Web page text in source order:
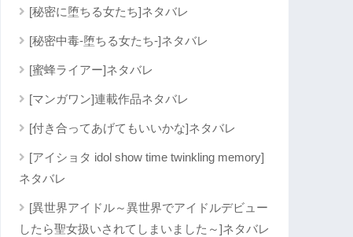
[秘密に堕ちる女たち]ネタバレ
[秘密中毒-堕ちる女たち-]ネタバレ
[蜜蜂ライアー]ネタバレ
[マンガワン]連載作品ネタバレ
[付き合ってあげてもいいかな]ネタバレ
[アイショタ idol show time twinkling memory]
ネタバレ
[異世界アイドル～異世界でアイドルデビュー
したら聖女扱いされてしまいました～]ネタバレ